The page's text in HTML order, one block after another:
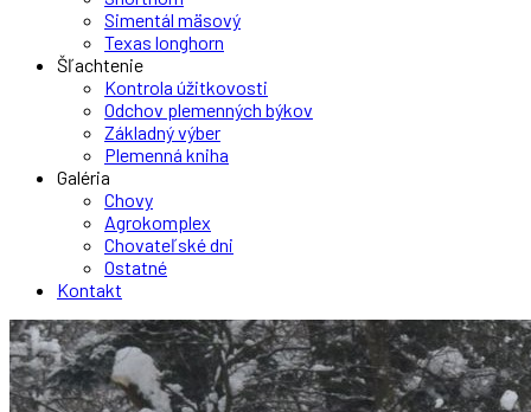
Simentál mäsový
Texas longhorn
Šľachtenie
Kontrola úžitkovosti
Odchov plemenných býkov
Základný výber
Plemenná kniha
Galéria
Chovy
Agrokomplex
Chovateľské dni
Ostatné
Kontakt